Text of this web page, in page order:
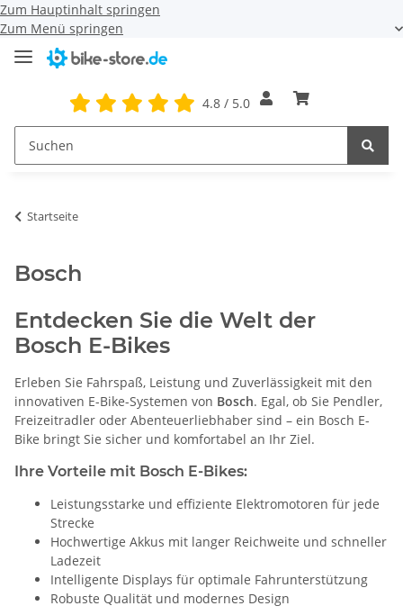
Zum Hauptinhalt springen
Zum Menü springen
4.8 / 5.0
Startseite
Bosch
Entdecken Sie die Welt der
Bosch E-Bikes
Erleben Sie Fahrspaß, Leistung und Zuverlässigkeit mit den
innovativen E-Bike-Systemen von Bosch. Egal, ob Sie Pendler,
Freizeitradler oder Abenteuerliebhaber sind – ein Bosch E-
Bike bringt Sie sicher und komfortabel an Ihr Ziel.
Ihre Vorteile mit Bosch E-Bikes:
Leistungsstarke und effiziente Elektromotoren für jede
Strecke
Hochwertige Akkus mit langer Reichweite und schneller
Ladezeit
Intelligente Displays für optimale Fahrunterstützung
Robuste Qualität und modernes Design